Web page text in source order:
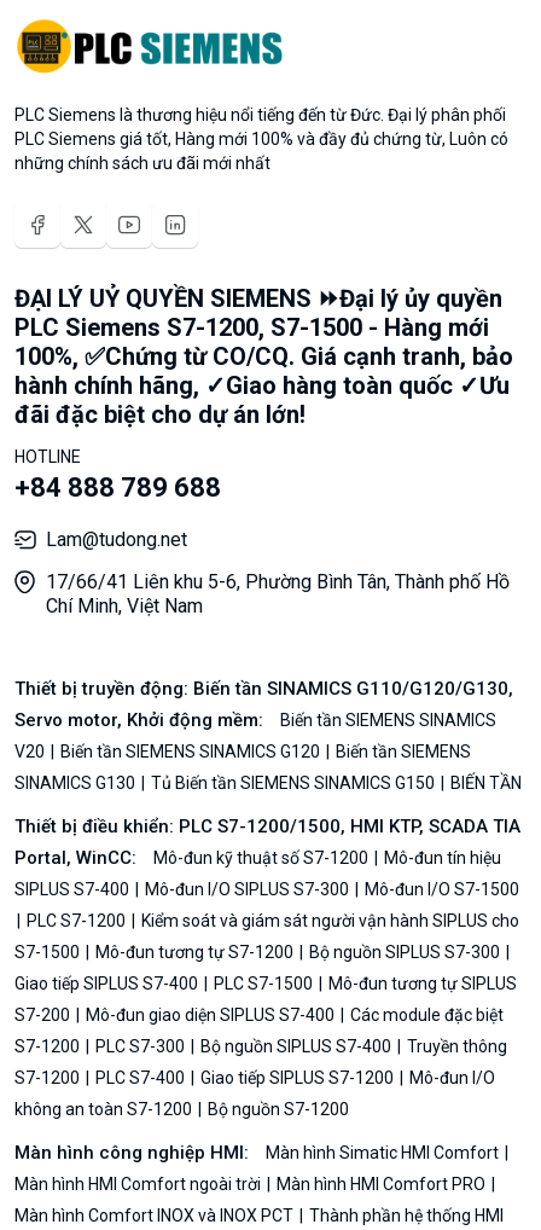
PLC Siemens là thương hiệu nổi tiếng đến từ Đức. Đại lý phân phối
PLC Siemens giá tốt, Hàng mới 100% và đầy đủ chứng từ, Luôn có
những chính sách ưu đãi mới nhất
ĐẠI LÝ UỶ QUYỀN SIEMENS ⏩Đại lý ủy quyền
PLC Siemens S7-1200, S7-1500 - Hàng mới
100%, ✅Chứng từ CO/CQ. Giá cạnh tranh, bảo
hành chính hãng, ✓Giao hàng toàn quốc ✓Ưu
đãi đặc biệt cho dự án lớn!
HOTLINE
+84 888 789 688
Lam@tudong.net
17/66/41 Liên khu 5-6, Phường Bình Tân, Thành phố Hồ
Chí Minh, Việt Nam
Thiết bị truyền động: Biến tần SINAMICS G110/G120/G130,
Servo motor, Khởi động mềm:
Biến tần SIEMENS SINAMICS
V20
Biến tần SIEMENS SINAMICS G120
Biến tần SIEMENS
SINAMICS G130
Tủ Biến tần SIEMENS SINAMICS G150 BIẾN TẦN
Thiết bị điều khiển: PLC S7-1200/1500, HMI KTP, SCADA TIA
Portal, WinCC:
Mô-đun kỹ thuật số S7-1200
Mô-đun tín hiệu
SIPLUS S7-400
Mô-đun I/O SIPLUS S7-300
Mô-đun I/O S7-1500
PLC S7-1200
Kiểm soát và giám sát người vận hành SIPLUS cho
S7-1500
Mô-đun tương tự S7-1200
Bộ nguồn SIPLUS S7-300
Giao tiếp SIPLUS S7-400
PLC S7-1500
Mô-đun tương tự SIPLUS
S7-200
Mô-đun giao diện SIPLUS S7-400
Các module đặc biệt
S7-1200
PLC S7-300 Bộ nguồn SIPLUS S7-400
Truyền thông
S7-1200
PLC S7-400 Giao tiếp SIPLUS S7-1200
Mô-đun I/O
không an toàn S7-1200
Bộ nguồn S7-1200
Màn hình công nghiệp HMI:
Màn hình Simatic HMI Comfort
Màn hình HMI Comfort ngoài trời
Màn hình HMI Comfort PRO
Màn hình Comfort INOX và INOX PCT
Thành phần hệ thống HMI